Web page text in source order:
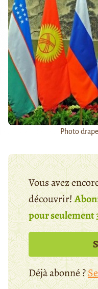
Photo
Vous avez
découvrir!
pour seulement
Déjà abonné ?